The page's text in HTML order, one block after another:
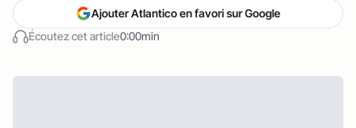
Écoutez cet article0:00min
Ajouter Atlantico en favori sur Google